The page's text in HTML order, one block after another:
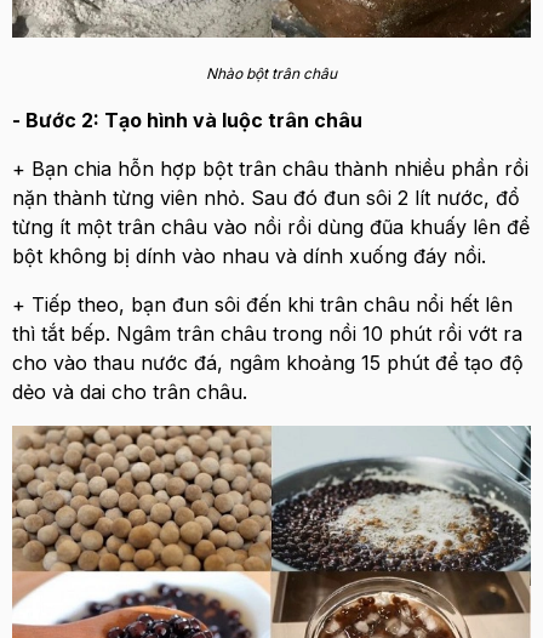
Nhào bột trân châu
- Bước 2: Tạo hình và luộc trân châu
+ Bạn chia hỗn hợp bột trân châu thành nhiều phần rồi
nặn thành từng viên nhỏ. Sau đó đun sôi 2 lít nước, đổ
từng ít một trân châu vào nồi rồi dùng đũa khuấy lên để
bột không bị dính vào nhau và dính xuống đáy nồi.
+ Tiếp theo, bạn đun sôi đến khi trân châu nổi hết lên
thì tắt bếp. Ngâm trân châu trong nồi 10 phút rồi vớt ra
cho vào thau nước đá, ngâm khoảng 15 phút để tạo độ
dẻo và dai cho trân châu.